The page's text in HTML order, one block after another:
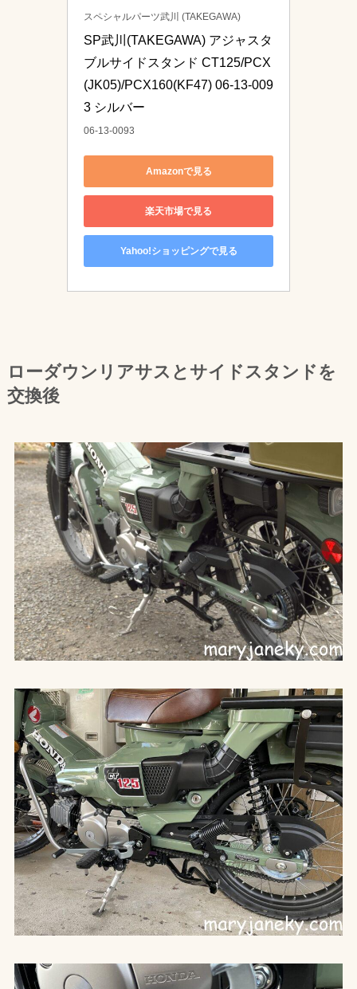
スペシャルパーツ武川 (TAKEGAWA)
SP武川(TAKEGAWA) アジャスタ
ブルサイドスタンド CT125/PCX
(JK05)/PCX160(KF47) 06-13-009
3 シルバー
06-13-0093
Amazonで見る
楽天市場で見る
Yahoo!ショッピングで見る
ローダウンリアサスとサイドスタンドを
交換後